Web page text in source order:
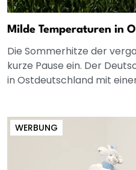
Milde Temperaturen in
Die Sommerhitze der
kurze Pause ein. Der
in Ostdeutschland mit
WERBUNG